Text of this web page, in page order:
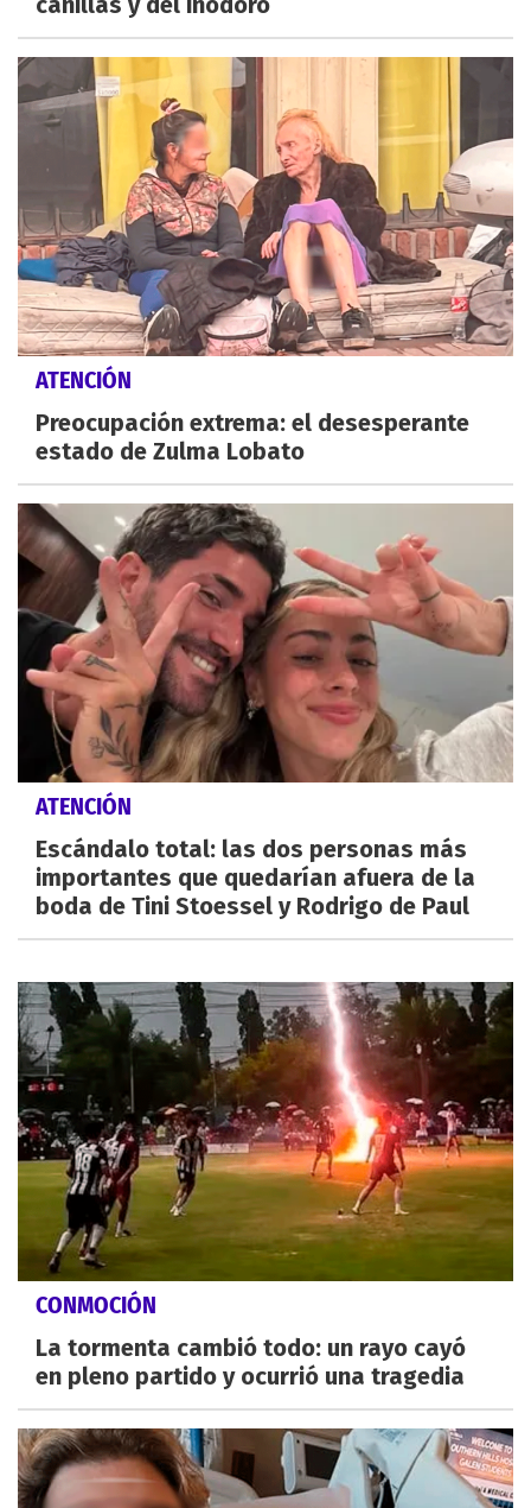
ATENCIÓN
Preocupación extrema: el desesperante
estado de Zulma Lobato
ATENCIÓN
Escándalo total: las dos personas más
importantes que quedarían afuera de la
boda de Tini Stoessel y Rodrigo de Paul
CONMOCIÓN
La tormenta cambió todo: un rayo cayó
en pleno partido y ocurrió una tragedia